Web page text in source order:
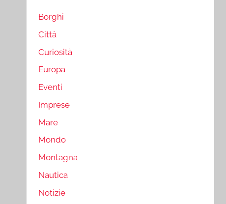
Borghi
Città
Curiosità
Europa
Eventi
Imprese
Mare
Mondo
Montagna
Nautica
Notizie